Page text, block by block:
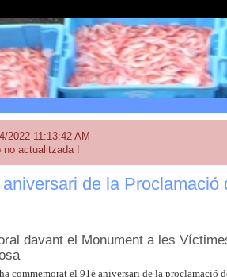
2022 11:13:42 AM
no actualitzada !
de la Proclamació
davant el Monument a les
commemorat el 91è aniversari de la proclamació